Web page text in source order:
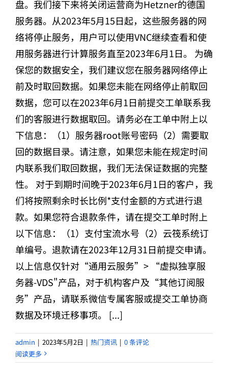
盘。我们接下来将关闭运营商为Hetzner的德国
服务器。从2023年5月15日起，这些服务器的网
络将停止服务，用户可以使用VNC继续查看和使
用服务器进行计算服务直至2023年6月1日。 为确
保您的数据安全，我们建议您在服务器网络停止
前及时取回数据。如果您未能在网络停止前取回
数据，您可以在2023年6月1日前提交工单联系我
们的客服进行数据取回。请务必在工单中附上以
下信息：（1）服务器root账号密码（2）需要取
回的数据目录。请注意，如果您未能在规定时间
内联系我们取回数据，我们无法保证数据的完整
性。 对于到期时间晚于2023年6月1日的客户，我
们将按照剩余时长比例*支付金额的方式进行退
款。如果您符合退款条件，请在提交工单时附上
以下信息：（1）支付宝流水号（2）云筏系统订
单编号。退款请在2023年12月31日前提交申请。
以上信息仅针对“通用云服务”> “虚拟独享服
务器-VDS"产品，对于机构客户及“其他订阅服
务”产品，请联系微信专属客服或提交工单协商
数据及环境迁移事项。 [...]
admin | 2023年5月2日 | 热门资讯 | 0 条评论
阅读更多